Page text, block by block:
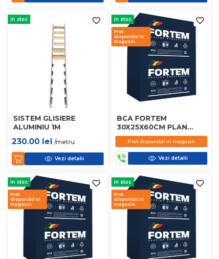
in stoc
SISTEM GLISIERE
ALUMINIU 1M
230.00 lei /metru
Vezi detalii
in stoc
Pret
disponibil in
magazin
BCA FORTEM
30X25X60CM PLAN
D450
Pret disponibil in magazin
Vezi detalii
in stoc
Pret
disponibil in
magazin
in stoc
Pret
disponibil in
magazin